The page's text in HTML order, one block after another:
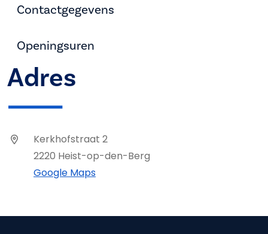
Contactgegevens
Openingsuren
Adres
Kerkhofstraat 2
2220 Heist-op-den-Berg
Google Maps